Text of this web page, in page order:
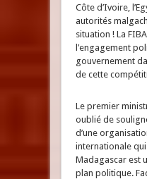
Côte d’Ivoire,
autorités
situation ! La
l’engagement
gouvernement
de cette
Le premier
oublié de
d’une
internationale
Madagascar est
plan politique.